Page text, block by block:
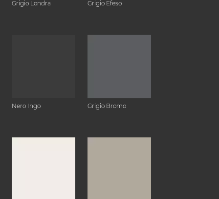
Grigio Londra Grigio Efeso
Nero Ingo Grigio Bromo